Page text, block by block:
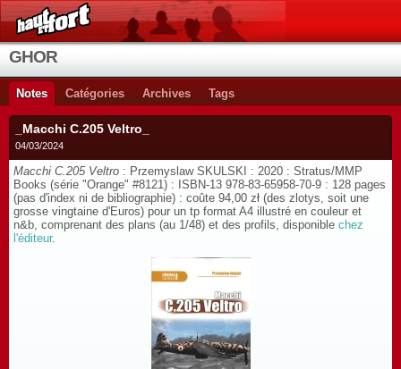
GHOR
Notes Catégories Archives Tags
_Macchi C.205 Veltro_
04/03/2024
Macchi C.205 Veltro : Przemyslaw SKULSKI : 2020 : Stratus/MMP
Books (série "Orange" #8121) : ISBN-13 978-83-65958-70-9 : 128 pages
(pas d'index ni de bibliographie) : coûte 94,00 zł (des zlotys, soit une
grosse vingtaine d'Euros) pour un tp format A4 illustré en couleur et
n&b, comprenant des plans (au 1/48) et des profils, disponible chez
l'éditeur.